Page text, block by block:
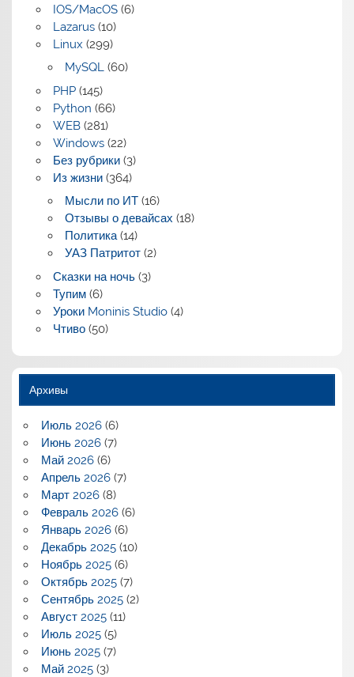
IOS/MacOS(6)
Lazarus(10)
Linux (299)
MySQL(60)
PHP(145)
Python (66)
WEB(281)
Windows(22)
Без рубрики(3)
Из жизни(364)
Мысли по ИТ(16)
Отзывы о девайсах (18)
Политика(14)
УАЗ Патритот(2)
Сказки на ночь(3)
Тупим(6)
Уроки Moninis Studio(4)
Чтиво(50)
Архивы
Июль 2026(6)
Июнь 2026(7)
Май 2026(6)
Апрель 2026(7)
Март 2026(8)
Февраль 2026(6)
Январь 2026(6)
Декабрь 2025(10)
Ноябрь 2025(6)
Октябрь 2025(7)
Сентябрь 2025(2)
Август 2025(11)
Июль 2025(5)
Июнь 2025(7)
Май 2025(3)